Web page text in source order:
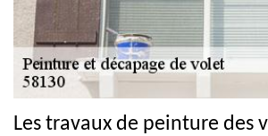
Les travaux de peinture des